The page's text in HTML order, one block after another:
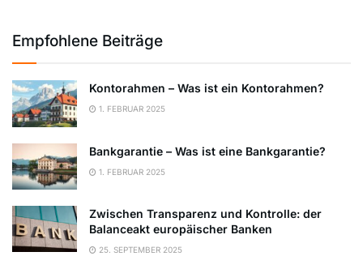
Empfohlene Beiträge
Kontorahmen – Was ist ein Kontorahmen?
1. FEBRUAR 2025
Bankgarantie – Was ist eine Bankgarantie?
1. FEBRUAR 2025
Zwischen Transparenz und Kontrolle: der
Balanceakt europäischer Banken
25. SEPTEMBER 2025